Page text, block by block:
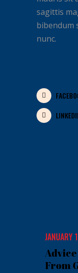
sagittis
bibendum
nunc.
JANUARY
Advice
From